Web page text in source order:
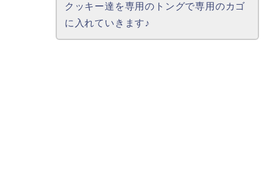
クッキー達を専用のトングで専用のカゴ
に入れていきます♪